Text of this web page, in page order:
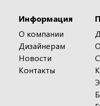
Информация
О компании
Дизайнерам
Новости
Контакты